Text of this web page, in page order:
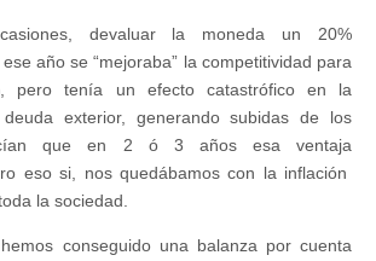
devaluar la moneda un 20%
año se “mejoraba” la competitividad para
pero tenía un efecto catastrófico en la
exterior, generando subidas de los
que en 2 ó 3 años esa ventaja
eso si, nos quedábamos con la inflación
la sociedad.
conseguido una balanza por cuenta